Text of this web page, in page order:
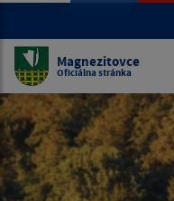
Magnezitovce
Oficiálna stránka